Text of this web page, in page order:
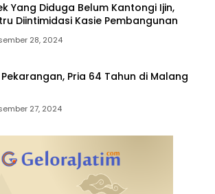
Yang Diduga Belum Kantongi Ijin,
Diintimidasi Kasie Pembangunan
28, 2024
Pria 64 Tahun di Malang
27, 2024